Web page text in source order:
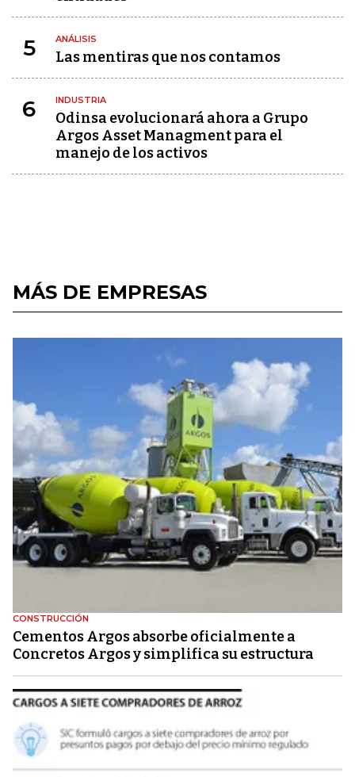
5 ANÁLISIS
Las mentiras que nos contamos
6 INDUSTRIA
Odinsa evolucionará ahora a Grupo
Argos Asset Managment para el
manejo de los activos
MÁS DE EMPRESAS
CONSTRUCCIÓN
Cementos Argos absorbe oficialmente a
Concretos Argos y simplifica su estructura